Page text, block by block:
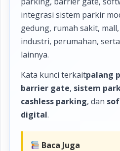
integrasi sistem parkir
gedung, rumah sakit,
industri, perumahan,
lainnya.
Kata kunci terkaitpalang
barrier gate, sistem
cashless parking, dan
digital.
Baca Juga